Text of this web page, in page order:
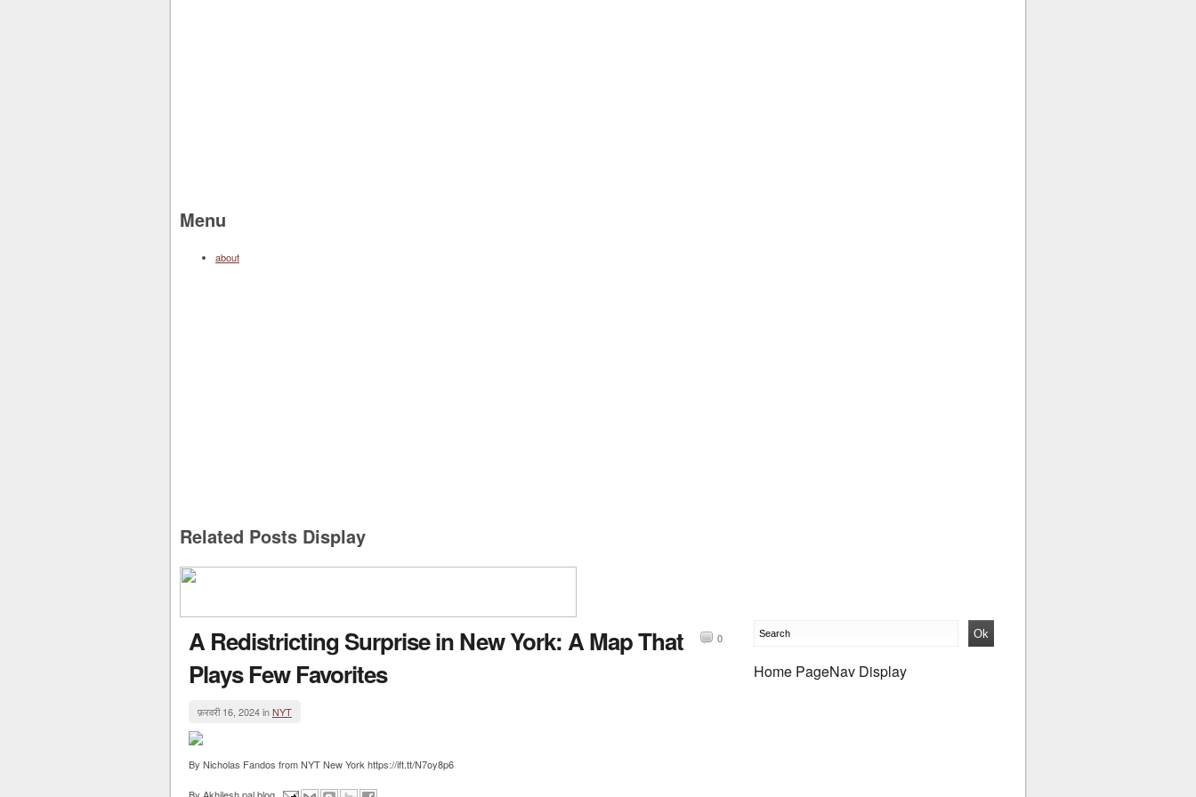
Menu
about
Related Posts Display
A Redistricting Surprise in New York: A Map That
Plays Few Favorites
0
फ़रवरी 16, 2024 inNYT
By Nicholas Fandos from NYT New York https://ift.tt/N7oy8p6
Home PageNav Display